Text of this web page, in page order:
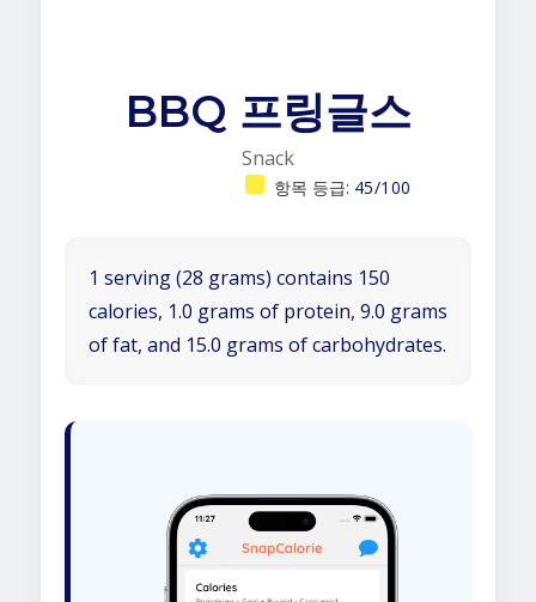
BBQ 프링글스
Snack
항목 등급: 45/100
1 serving (28 grams) contains 150
calories, 1.0 grams of protein, 9.0 grams
of fat, and 15.0 grams of carbohydrates.